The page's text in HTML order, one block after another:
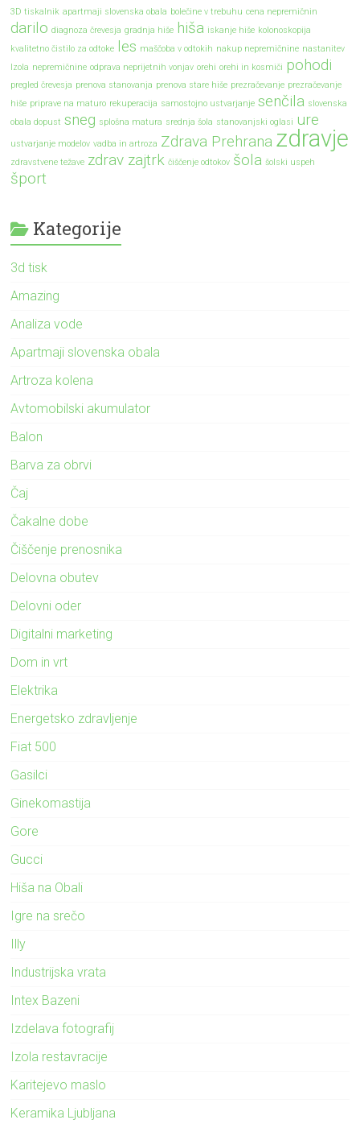
3D tiskalnik apartmaji slovenska obala bolečine v trebuhu cena nepremičnin
darilo diagnoza črevesja gradnja hiše hiša iskanje hiše kolonoskopija
kvalitetno čistilo za odtoke les maščoba v odtokih nakup nepremičnine nastanitev
Izola nepremičnine odprava neprijetnih vonjav orehi orehi in kosmiči pohodi
pregled črevesja prenova stanovanja prenova stare hiše prezračevanje prezračevanje
hiše priprave na maturo rekuperacija samostojno ustvarjanje senčila slovenska
obala dopust sneg splošna matura srednja šola stanovanjski oglasi ure
ustvarjanje modelov vadba in artroza Zdrava Prehrana zdravje
zdravstvene težave zdrav zajtrk čiščenje odtokov šola šolski uspeh
šport
Kategorije
3d tisk
Amazing
Analiza vode
Apartmaji slovenska obala
Artroza kolena
Avtomobilski akumulator
Balon
Barva za obrvi
Čaj
Čakalne dobe
Čiščenje prenosnika
Delovna obutev
Delovni oder
Digitalni marketing
Dom in vrt
Elektrika
Energetsko zdravljenje
Fiat 500
Gasilci
Ginekomastija
Gore
Gucci
Hiša na Obali
Igre na srečo
Illy
Industrijska vrata
Intex Bazeni
Izdelava fotografij
Izola restavracije
Karitejevo maslo
Keramika Ljubljana